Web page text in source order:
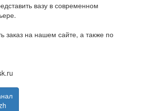
вазу в современном
заказ на нашем сайте, а также по